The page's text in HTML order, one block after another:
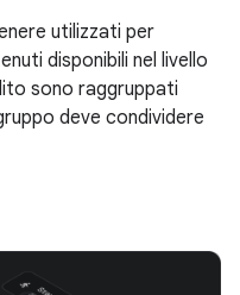
utilizzati per
disponibili nel livello
sono raggruppati
deve condividere